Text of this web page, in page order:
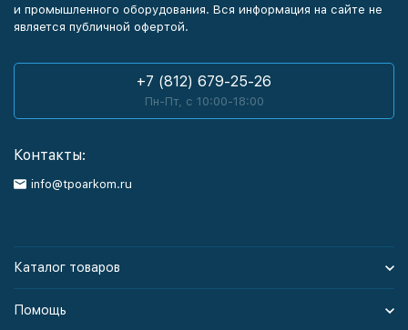
и промышленного оборудования. Вся информация на сайте не
является публичной офертой.
+7 (812) 679-25-26
Пн-Пт, с 10:00-18:00
Контакты:
info@tpoarkom.ru
Каталог товаров
Помощь